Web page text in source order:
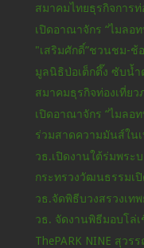
สมาคมไทยธุรกิจการ
เปิดอาณาจักร “ไมลอ
"เสริมศักดิ์”ชวนชม-
มูลนิธิป่อเต็กตึ๊ง ซับน้ำ
สมาคมธุรกิจท่องเที่ย
เปิดอาณาจักร “ไมลอ
ร่วมสาดความมันส์ในเ
วธ.เปิดงานใต้ร่มพระ
กระทรวงวัฒนธรรมเ
วธ.จัดพิธีบวงสรวงเท
วธ. จัดงานพิธีมอบโล่
ThePARK NINE สุวร